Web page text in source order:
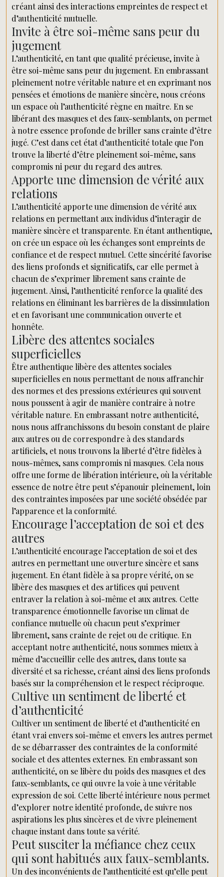
créant ainsi des interactions empreintes de respect et
d’authenticité mutuelle.
Invite à être soi-même sans peur du
jugement
L’authenticité, en tant que qualité précieuse, invite à
être soi-même sans peur du jugement. En embrassant
pleinement notre véritable nature et en exprimant nos
pensées et émotions de manière sincère, nous créons
un espace où l’authenticité règne en maître. En se
libérant des masques et des faux-semblants, on permet
à notre essence profonde de briller sans crainte d’être
jugé. C’est dans cet état d’authenticité totale que l’on
trouve la liberté d’être pleinement soi-même, sans
compromis ni peur du regard des autres.
Apporte une dimension de vérité aux
relations
L’authenticité apporte une dimension de vérité aux
relations en permettant aux individus d’interagir de
manière sincère et transparente. En étant authentique,
on crée un espace où les échanges sont empreints de
confiance et de respect mutuel. Cette sincérité favorise
des liens profonds et significatifs, car elle permet à
chacun de s’exprimer librement sans crainte de
jugement. Ainsi, l’authenticité renforce la qualité des
relations en éliminant les barrières de la dissimulation
et en favorisant une communication ouverte et
honnête.
Libère des attentes sociales
superficielles
Être authentique libère des attentes sociales
superficielles en nous permettant de nous affranchir
des normes et des pressions extérieures qui souvent
nous poussent à agir de manière contraire à notre
véritable nature. En embrassant notre authenticité,
nous nous affranchissons du besoin constant de plaire
aux autres ou de correspondre à des standards
artificiels, et nous trouvons la liberté d’être fidèles à
nous-mêmes, sans compromis ni masques. Cela nous
offre une forme de libération intérieure, où la véritable
essence de notre être peut s’épanouir pleinement, loin
des contraintes imposées par une société obsédée par
l’apparence et la conformité.
Encourage l’acceptation de soi et des
autres
L’authenticité encourage l’acceptation de soi et des
autres en permettant une ouverture sincère et sans
jugement. En étant fidèle à sa propre vérité, on se
libère des masques et des artifices qui peuvent
entraver la relation à soi-même et aux autres. Cette
transparence émotionnelle favorise un climat de
confiance mutuelle où chacun peut s’exprimer
librement, sans crainte de rejet ou de critique. En
acceptant notre authenticité, nous sommes mieux à
même d’accueillir celle des autres, dans toute sa
diversité et sa richesse, créant ainsi des liens profonds
basés sur la compréhension et le respect réciproque.
Cultive un sentiment de liberté et
d’authenticité
Cultiver un sentiment de liberté et d’authenticité en
étant vrai envers soi-même et envers les autres permet
de se débarrasser des contraintes de la conformité
sociale et des attentes externes. En embrassant son
authenticité, on se libère du poids des masques et des
faux-semblants, ce qui ouvre la voie à une véritable
expression de soi. Cette liberté intérieure nous permet
d’explorer notre identité profonde, de suivre nos
aspirations les plus sincères et de vivre pleinement
chaque instant dans toute sa vérité.
Peut susciter la méfiance chez ceux
qui sont habitués aux faux-semblants.
Un des inconvénients de l’authenticité est qu’elle peut